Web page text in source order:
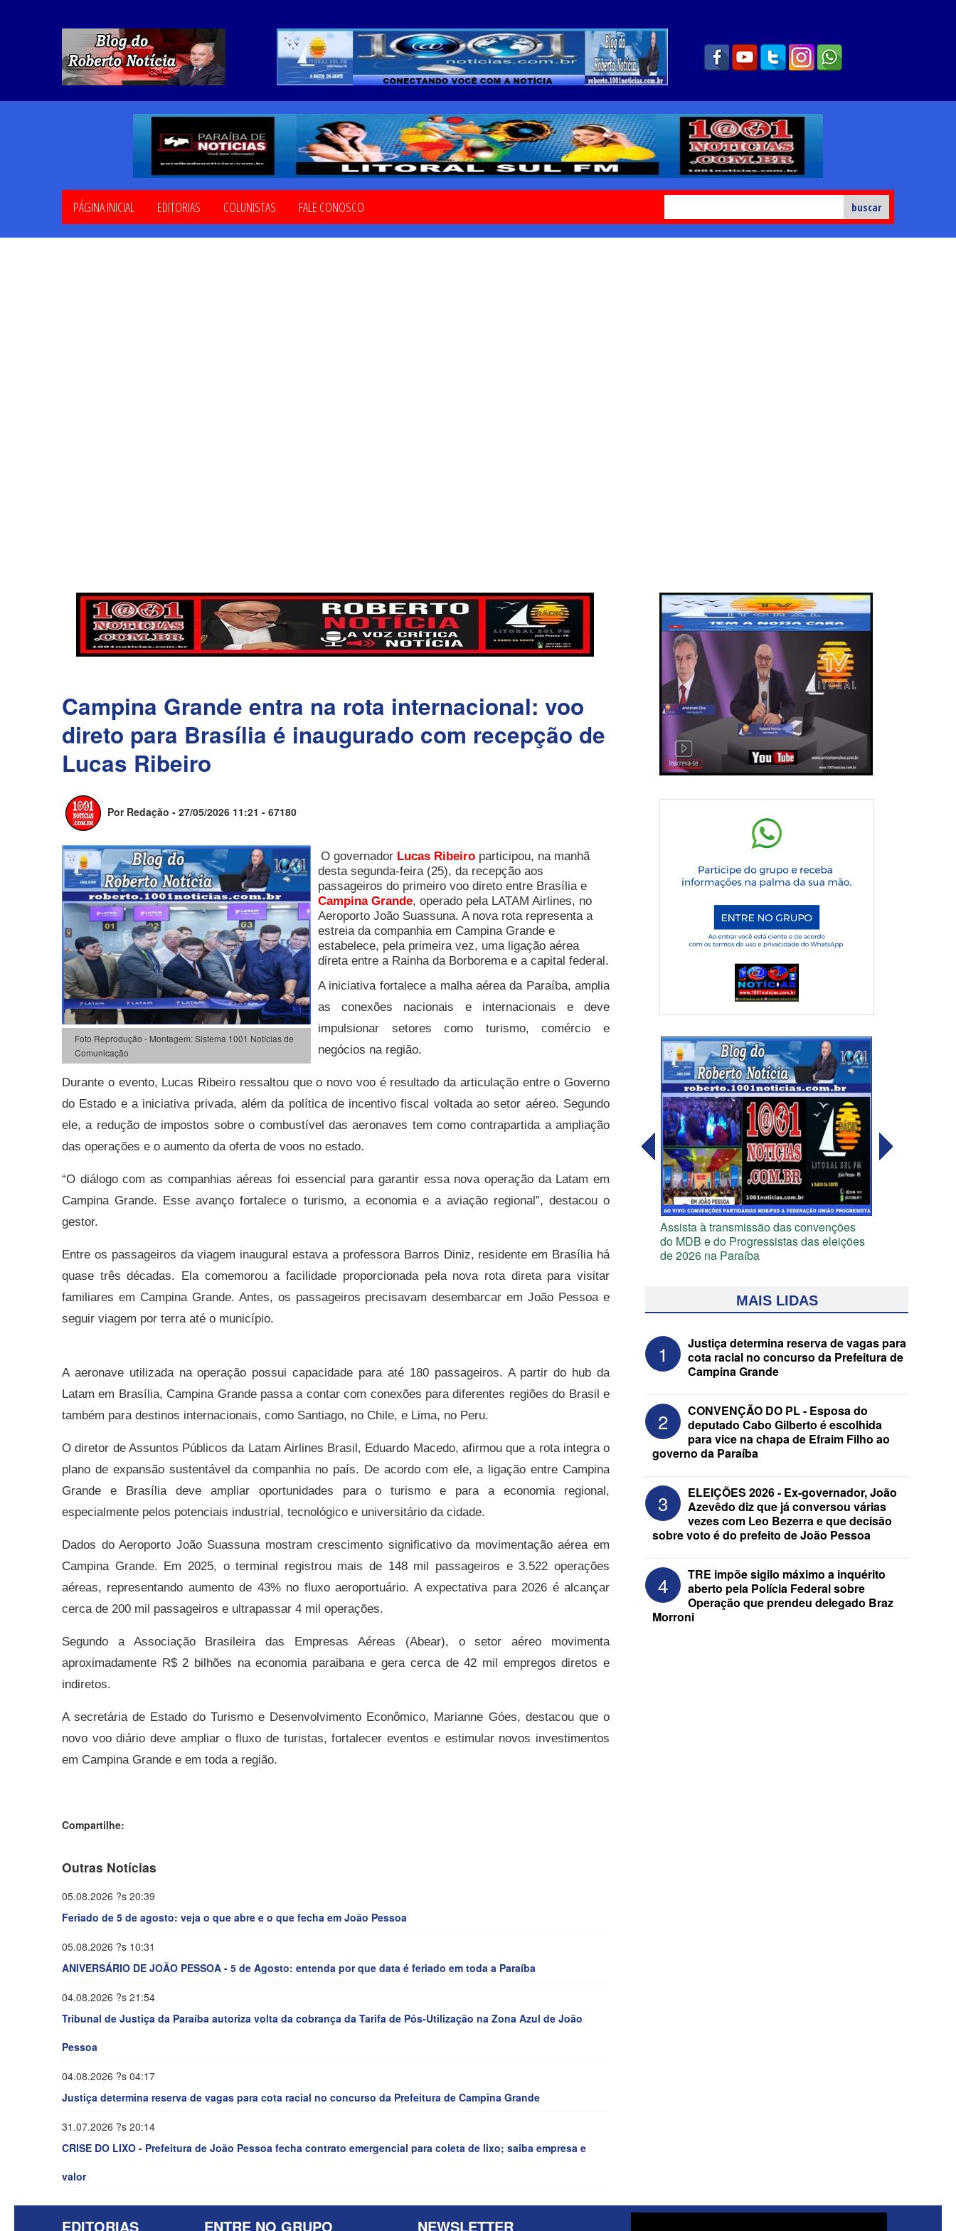
PÁGINA INICIAL EDITORIAS COLUNISTAS FALE CONOSCO
Campina Grande entra na rota internacional: voo
direto para Brasília é inaugurado com recepção de
Lucas Ribeiro
Por Redação - 27/05/2026 11:21 - 67180
Foto Reprodução - Montagem: Sistema 1001 Notícias de
Comunicação
O governador Lucas Ribeiro participou, na manhã
desta segunda-feira (25), da recepção aos
passageiros do primeiro voo direto entre Brasília e
Campina Grande, operado pela LATAM Airlines, no
Aeroporto João Suassuna. A nova rota representa a
estreia da companhia em Campina Grande e
estabelece, pela primeira vez, uma ligação aérea
direta entre a Rainha da Borborema e a capital federal.
A iniciativa fortalece a malha aérea da Paraíba, amplia
as conexões nacionais e internacionais e deve
impulsionar setores como turismo, comércio e
negócios na região.
Durante o evento, Lucas Ribeiro ressaltou que o novo voo é resultado da articulação entre o Governo
do Estado e a iniciativa privada, além da política de incentivo fiscal voltada ao setor aéreo. Segundo
ele, a redução de impostos sobre o combustível das aeronaves tem como contrapartida a ampliação
das operações e o aumento da oferta de voos no estado.
“O diálogo com as companhias aéreas foi essencial para garantir essa nova operação da Latam em
Campina Grande. Esse avanço fortalece o turismo, a economia e a aviação regional”, destacou o
gestor.
Entre os passageiros da viagem inaugural estava a professora Barros Diniz, residente em Brasília há
quase três décadas. Ela comemorou a facilidade proporcionada pela nova rota direta para visitar
familiares em Campina Grande. Antes, os passageiros precisavam desembarcar em João Pessoa e
seguir viagem por terra até o município.
A aeronave utilizada na operação possui capacidade para até 180 passageiros. A partir do hub da
Latam em Brasília, Campina Grande passa a contar com conexões para diferentes regiões do Brasil e
também para destinos internacionais, como Santiago, no Chile, e Lima, no Peru.
O diretor de Assuntos Públicos da Latam Airlines Brasil, Eduardo Macedo, afirmou que a rota integra o
plano de expansão sustentável da companhia no país. De acordo com ele, a ligação entre Campina
Grande e Brasília deve ampliar oportunidades para o turismo e para a economia regional,
especialmente pelos potenciais industrial, tecnológico e universitário da cidade.
Dados do Aeroporto João Suassuna mostram crescimento significativo da movimentação aérea em
Campina Grande. Em 2025, o terminal registrou mais de 148 mil passageiros e 3.522 operações
aéreas, representando aumento de 43% no fluxo aeroportuário. A expectativa para 2026 é alcançar
cerca de 200 mil passageiros e ultrapassar 4 mil operações.
Segundo a Associação Brasileira das Empresas Aéreas (Abear), o setor aéreo movimenta
aproximadamente R$ 2 bilhões na economia paraibana e gera cerca de 42 mil empregos diretos e
indiretos.
A secretária de Estado do Turismo e Desenvolvimento Econômico, Marianne Góes, destacou que o
novo voo diário deve ampliar o fluxo de turistas, fortalecer eventos e estimular novos investimentos
em Campina Grande e em toda a região.
Compartilhe:
Outras Notícias
05.08.2026 ?s 20:39
Feriado de 5 de agosto: veja o que abre e o que fecha em João Pessoa
05.08.2026 ?s 10:31
ANIVERSÁRIO DE JOÃO PESSOA - 5 de Agosto: entenda por que data é feriado em toda a Paraíba
04.08.2026 ?s 21:54
Tribunal de Justiça da Paraíba autoriza volta da cobrança da Tarifa de Pós-Utilização na Zona Azul de João
Pessoa
04.08.2026 ?s 04:17
Justiça determina reserva de vagas para cota racial no concurso da Prefeitura de Campina Grande
31.07.2026 ?s 20:14
CRISE DO LIXO - Prefeitura de João Pessoa fecha contrato emergencial para coleta de lixo; saiba empresa e
valor
Assista à transmissão das convenções
do MDB e do Progressistas das eleições
de 2026 na Paraíba
Federação Brasil da Esperança decide
PCdoB apostam em Lucas
MAIS LIDAS
1
Justiça determina reserva de vagas para
cota racial no concurso da Prefeitura de
Campina Grande
2
CONVENÇÃO DO PL - Esposa do
deputado Cabo Gilberto é escolhida
para vice na chapa de Efraim Filho ao
governo da Paraíba
3
ELEIÇÕES 2026 - Ex-governador, João
Azevêdo diz que já conversou várias
vezes com Leo Bezerra e que decisão
sobre voto é do prefeito de João Pessoa
4
TRE impõe sigilo máximo a inquérito
aberto pela Polícia Federal sobre
Operação que prendeu delegado Braz
Morroni
EDITORIAS ENTRE NO GRUPO NEWSLETTER